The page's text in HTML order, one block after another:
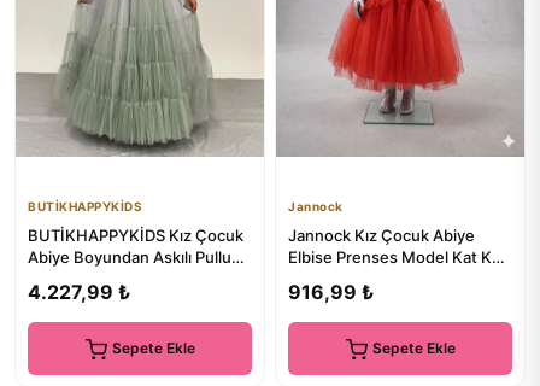
BUTİKHAPPYKİDS
BUTİKHAPPYKİDS Kız Çocuk
Abiye Boyundan Askılı Pullu
4.227,99 ₺
Sepete Ekle
Jannock
Jannock Kız Çocuk Abiye
Elbise Prenses Model Kat Kat
916,99 ₺
Sepete Ekle